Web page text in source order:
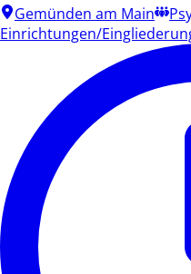
Gemünden am Main
Einrichtungen/